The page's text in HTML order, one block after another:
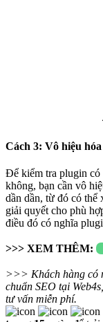
Cách 3: Vô hiệu
Để kiểm tra plugin có
không, bạn cần vô
dần dần, từ đó có thể
giải quyết cho phù
điều đó có nghĩa
>>> XEM THÊM:
>>> Khách hàng có
chuẩn SEO tại
tư vấn miễn phí.